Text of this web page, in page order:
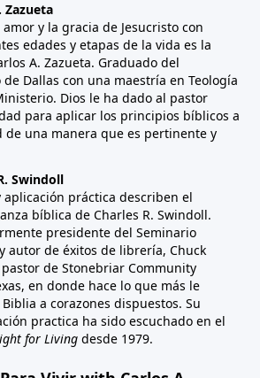
Zazueta
y la gracia de Jesucristo con
edades y etapas de la vida es la
A. Zazueta. Graduado del
Dallas con una maestría en Teología
Dios le ha dado al pastor
para aplicar los principios bíblicos a
de una manera que es pertinente y
Swindoll
aplicación práctica describen el
bíblica de Charles R. Swindoll.
presidente del Seminario
autor de éxitos de librería, Chuck
de Stonebriar Community
en donde hace lo que más le
a corazones dispuestos. Su
practica ha sido escuchado en el
for Living desde 1979.